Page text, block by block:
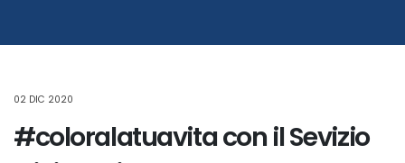
02 DIC 2020
#coloralatuavita con il Sevizio